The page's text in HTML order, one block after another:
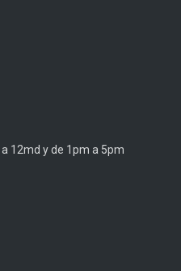
12md y de 1pm a 5pm